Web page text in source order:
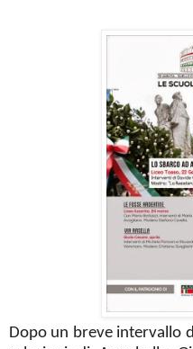
Dopo un breve intervallo